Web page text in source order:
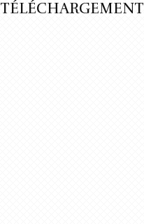
TÉLÉCHARGEMENT